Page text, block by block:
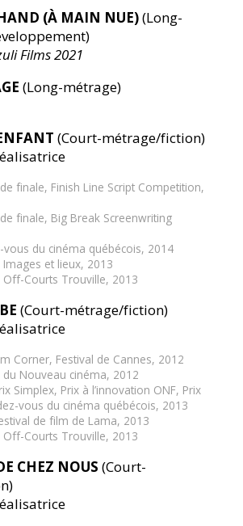
(À MAIN NUE)(Long-
Films 2021
(Long-métrage)
(Court-métrage/fiction)
finale, Finish Line Script Competition,
finale, Big Break Screenwriting
vous du cinéma québécois, 2014
Images et lieux, 2013
Off-Courts Trouville, 2013
(Court-métrage/fiction)
Corner, Festival de Cannes, 2012
du Nouveau cinéma, 2012
Simplex, Prix à l’innovation ONF, Prix
vous du cinéma québécois, 2013
de film de Lama, 2013
Off-Courts Trouville, 2013
CHEZ NOUS (Court-